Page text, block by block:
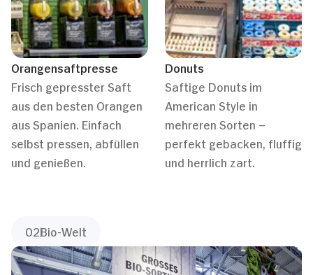
Orangensaftpresse
Frisch gepresster Saft
aus den besten Orangen
aus Spanien. Einfach
selbst pressen, abfüllen
und genießen.
Donuts
Saftige Donuts im
American Style in
mehreren Sorten –
perfekt gebacken, fluffig
und herrlich zart.
02Bio-Welt